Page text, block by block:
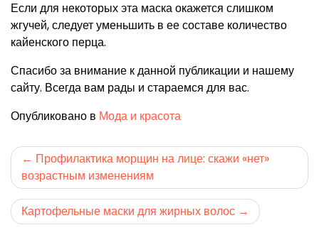
Если для некоторых эта маска окажется слишком
жгучей, следует уменьшить в ее составе количество
кайенского перца.
Спасибо за внимание к данной публикации и нашему
сайту. Всегда вам рады и стараемся для вас.
Опубликовано в Мода и красота
Навигация
по
записям
Профилактика морщин на лице: скажи «нет»
возрастным изменениям
Картофельные маски для жирных волос